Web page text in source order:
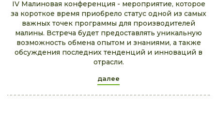
IV Малиновая конференция - мероприятие, которое
за короткое время приобрело статус одной из самых
важных точек программы для производителей
малины. Встреча будет предоставлять уникальную
возможность обмена опытом и знаниями, а также
обсуждения последних тенденций и инноваций в
отрасли.
далее